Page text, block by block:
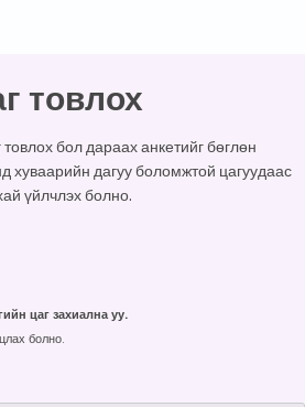
товлох
бол дараах анкетийг бөглөн
хуваарийн дагуу боломжтой цагуудаас
үйлчлэх болно.
цаг захиална уу.
болно.